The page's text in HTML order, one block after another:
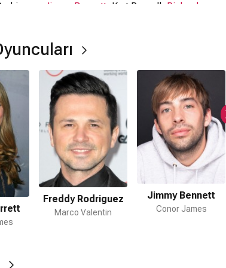
Jimmy Bennett , Kurt Russell, Richard
çekildi?
tür?
Freddy Rodriguez
Marco Valentin
Jimmy Bennett
Conor James